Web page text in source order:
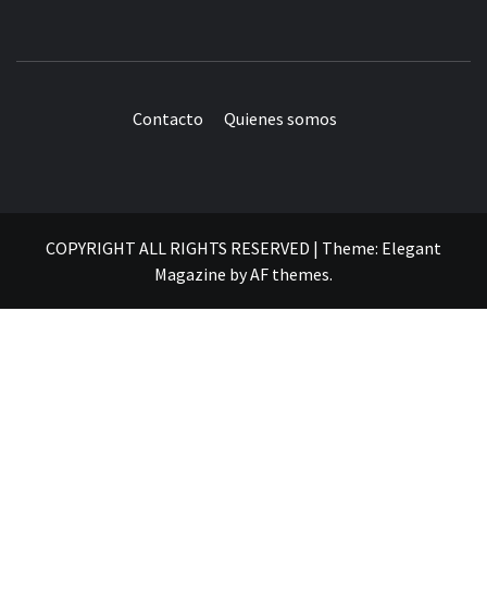
Contacto Quienes somos
COPYRIGHT ALL RIGHTS RESERVED | Theme: Elegant
Magazine byAF themes.